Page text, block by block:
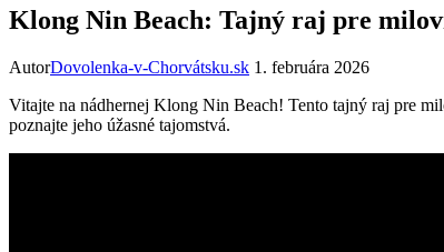
Klong Nin Beach: Tajný raj pre
AutorDovolenka-v-Chorvátsku.sk 1. februára 2026
Vitajte na nádhernej Klong Nin Beach! Tento tajný raj pre
poznajte jeho úžasné tajomstvá.